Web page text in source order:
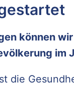
können
im
die